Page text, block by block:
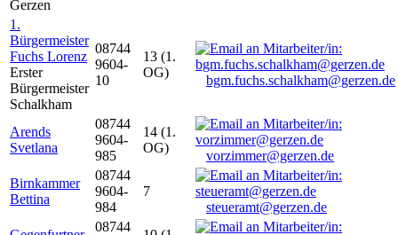
Gerzen
1.
Bürgermeister
Fuchs Lorenz
Erster
Bürgermeister
Schalkham
08744
9604-
10
13 (1.
OG)
bgm.fuchs.schalkham@gerzen.de
Arends
Svetlana
08744
9604-
985
14 (1.
OG)
vorzimmer@gerzen.de
Birnkammer
Bettina
08744
9604-
984
7
steueramt@gerzen.de
08744